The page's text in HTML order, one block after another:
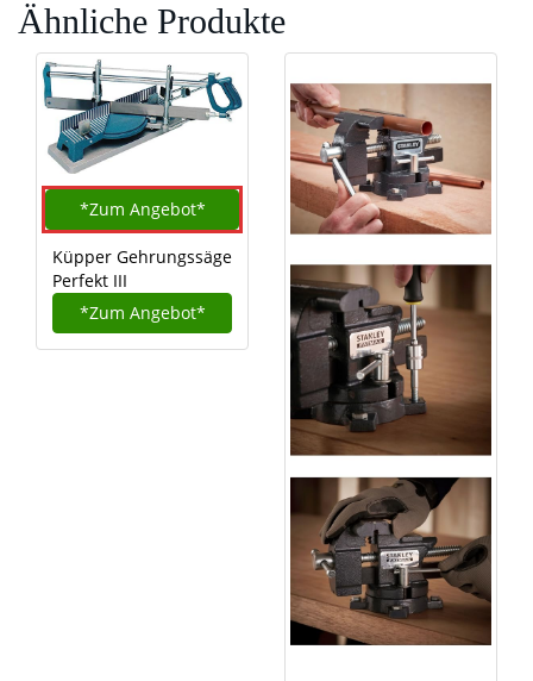
Ähnliche Produkte
*Zum Angebot*
Küpper Gehrungssäge
Perfekt III
*Zum Angebot*